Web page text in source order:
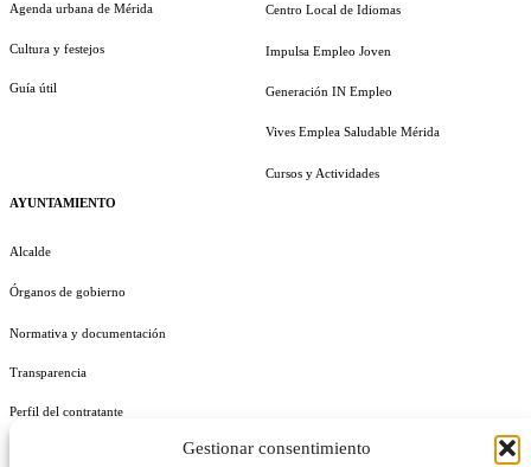
Gestionar consentimiento
Agenda urbana de Mérida
Cultura y festejos
Guía útil
AYUNTAMIENTO
Alcalde
Órganos de gobierno
Normativa y documentación
Transparencia
Perfil del contratante
Centro Local de Idiomas
Impulsa Empleo Joven
Generación IN Empleo
Vives Emplea Saludable Mérida
Cursos y Actividades